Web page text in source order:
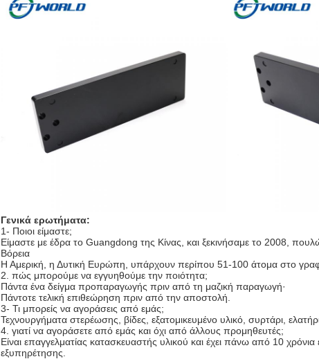
Γενικά ερωτήματα:
1- Ποιοι είμαστε;
Είμαστε με έδρα το Guangdong της Κίνας, και ξεκινήσαμε το 2008,
Βόρεια
Η Αμερική, η Δυτική Ευρώπη, υπάρχουν περίπου 51-100 άτομα στο
2. πώς μπορούμε να εγγυηθούμε την ποιότητα;
Πάντα ένα δείγμα προπαραγωγής πριν από τη μαζική παραγωγή·
Πάντοτε τελική επιθεώρηση πριν από την αποστολή.
3- Τι μπορείς να αγοράσεις από εμάς;
Τεχνουργήματα στερέωσης, βίδες, εξατομικευμένο υλικό, συρτάρι,
4. γιατί να αγοράσετε από εμάς και όχι από άλλους προμηθευτές;
Είναι επαγγελματίας κατασκευαστής υλικού και έχει πάνω από 10
εξυπηρέτησης.